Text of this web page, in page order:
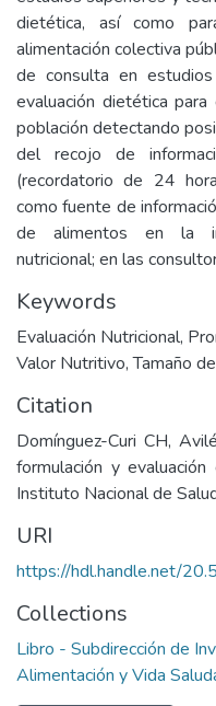
dietética, así como
alimentación colectiva
de consulta en
evaluación dietética
población detectando
del recojo de
(recordatorio de 24
como fuente de
de alimentos en la
nutricional; en las
Keywords
Evaluación Nutricional,
Valor Nutritivo,Tamaño
Citation
Domínguez-Curi CH,
formulación y
Instituto Nacional de
URI
https://hdl.handle.net/
Collections
Libro - Subdirección de
Alimentación y Vida